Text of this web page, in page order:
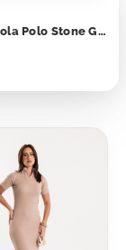
Vestido Gola Polo Stone Green